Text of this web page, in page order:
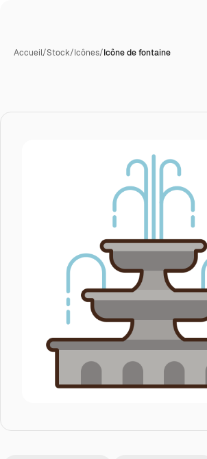
Accueil/Stock/Icônes/Icône de fontaine